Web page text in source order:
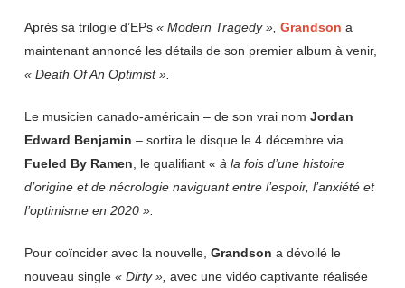
Après sa trilogie d’EPs « Modern Tragedy », Grandson a
maintenant annoncé les détails de son premier album à venir,
« Death Of An Optimist ».
Le musicien canado-américain – de son vrai nom Jordan
Edward Benjamin – sortira le disque le 4 décembre via
Fueled By Ramen , le qualifiant « à la fois d’une histoire
d’origine et de nécrologie naviguant entre l’espoir, l’anxiété et
l’optimisme en 2020 ».
Pour coïncider avec la nouvelle, Grandson a dévoilé le
nouveau single « Dirty », avec une vidéo captivante réalisée